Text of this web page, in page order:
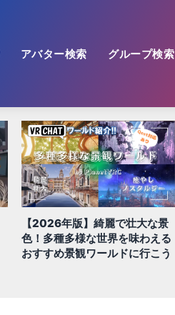
アバター検索 グループ検索
【2026年版】絶対に行きたい
QUEST/スマホ対応ワールド 全
100選!!